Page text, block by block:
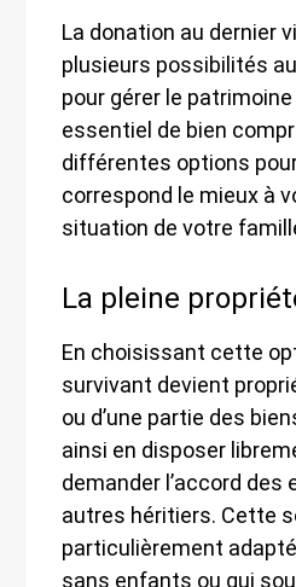
La donation au dernier
plusieurs possibilités
pour gérer le
essentiel de bien
différentes options
correspond le mieux à
situation de votre
La pleine
En choisissant cette
survivant devient
ou d’une partie des
ainsi en disposer
demander l’accord des
autres héritiers. Cette
particulièrement
sans enfants ou qui